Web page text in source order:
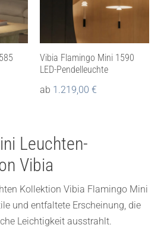
Vibia Flamingo Mini 1590
LED-Pendelleuchte
ab 1.219,00 €
Leuchten-
Vibia
Kollektion Vibia Flamingo Mini
und entfaltete Erscheinung, die
Leichtigkeit ausstrahlt.